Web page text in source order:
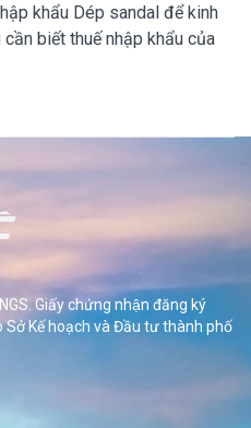
khẩu Dép sandal để kinh
biết thuế nhập khẩu của
Giấy chứng nhận đăng ký
SởKế hoạch và Đầu tư thành phố